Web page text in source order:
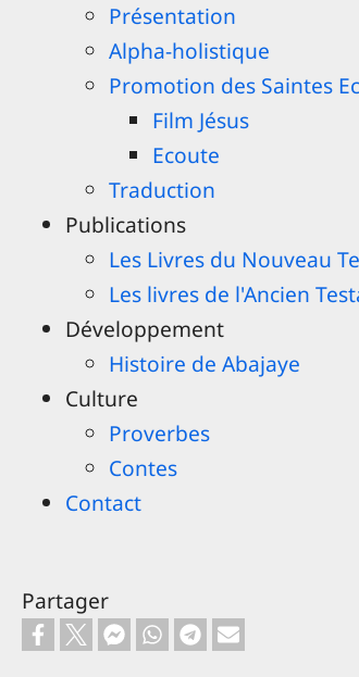
Présentation
Alpha-holistique
Promotion des Saintes
Film Jésus
Ecoute
Traduction
Publications
Les Livres du Nouveau
Les livres de l'Ancien
Développement
Histoire de Abajaye
Culture
Proverbes
Contes
Contact
Partager